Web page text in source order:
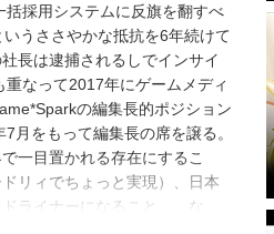
採用システムに反旗を翻すべ
うささやかな抵抗を6年続けて
長は逮捕されるしでインサイ
なって2017年にゲームメディ
の編集長的ポジション
月をもって編集長の席を譲る。
一目置かれる存在にするこ
リィでちょっと実現）、日本
ライナーになること……な